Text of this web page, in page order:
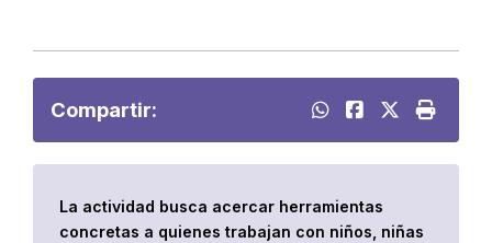
Compartir:
La actividad busca acercar herramientas
concretas a quienes trabajan con niños, niñas